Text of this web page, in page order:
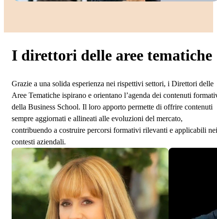
I direttori delle aree tematiche
Grazie a una solida esperienza nei rispettivi settori, i Direttori delle
Aree Tematiche ispirano e orientano l’agenda dei contenuti
della Business School. Il loro apporto permette di offrire contenuti
sempre aggiornati e allineati alle evoluzioni del mercato,
contribuendo a costruire percorsi formativi rilevanti e applicabili nei
contesti aziendali.